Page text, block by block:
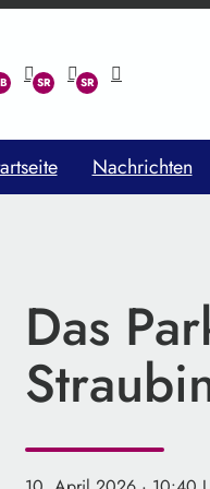
Nachrichten
Das